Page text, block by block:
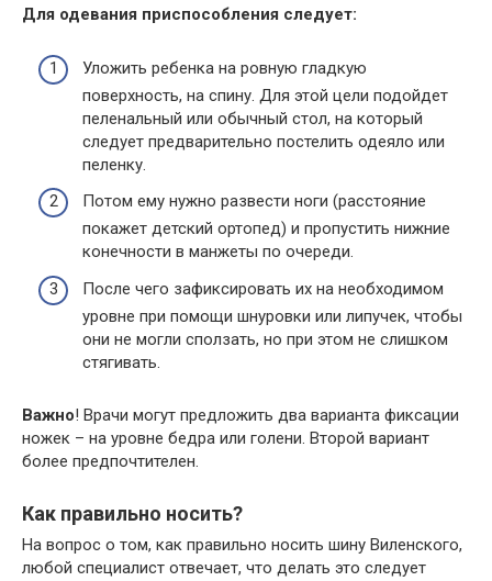
Для одевания приспособления следует:
Уложить ребенка на ровную гладкую
поверхность, на спину. Для этой цели подойдет
пеленальный или обычный стол, на который
следует предварительно постелить одеяло или
пеленку.
Потом ему нужно развести ноги (расстояние
покажет детский ортопед) и пропустить нижние
конечности в манжеты по очереди.
После чего зафиксировать их на необходимом
уровне при помощи шнуровки или липучек, чтобы
они не могли сползать, но при этом не слишком
стягивать.
Важно! Врачи могут предложить два варианта фиксации
ножек – на уровне бедра или голени. Второй вариант
более предпочтителен.
Как правильно носить?
На вопрос о том, как правильно носить шину Виленского,
любой специалист отвечает, что делать это следует